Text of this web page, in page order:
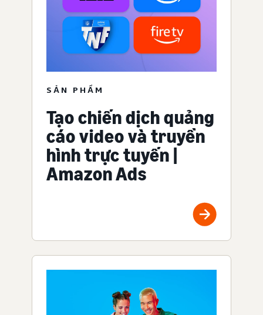
SẢN PHẨM
Tạo chiến dịch quảng
cáo video và truyền
hình trực tuyến |
Amazon Ads